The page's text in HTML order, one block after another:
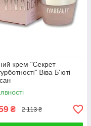
крем "Секрет
Віва Б'юті
₴ 2 113 ₴